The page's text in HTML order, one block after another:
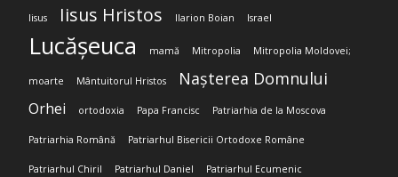
Iisus Iisus Hristos Ilarion Boian Israel
Lucășeuca mamă Mitropolia Mitropolia Moldovei;
moarte Mântuitorul Hristos Nașterea Domnului
Orhei ortodoxia Papa Francisc Patriarhia de la Moscova
Patriarhia Română Patriarhul Bisericii Ortodoxe Române
Patriarhul Chiril Patriarhul Daniel Patriarhul Ecumenic